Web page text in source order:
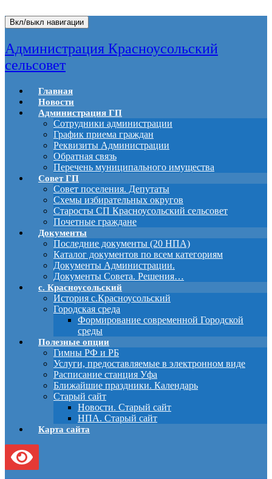
Вкл/выкл навигации
Администрация Красноусольский
сельсовет
Главная
Новости
Администрация ГП
Сотрудники администрации
График приема граждан
Реквизиты Администрации
Обратная связь
Перечень муниципального имущества
Совет ГП
Совет поселения. Депутаты
Схемы избирательных округов
Старосты СП Красноусольский сельсовет
Почетные граждане
Документы
Последние документы (20 НПА)
Каталог документов по всем категориям
Документы Администрации.
Документы Совета. Решения…
с. Красноусольский
История с.Красноусольский
Городская среда
Формирование современной Городской
среды
Полезные опции
Гимны РФ и РБ
Услуги, предоставляемые в электронном виде
Расписание станция Уфа
Ближайшие праздники. Календарь
Старый сайт
Новости. Старый сайт
НПА. Старый сайт
Карта сайта